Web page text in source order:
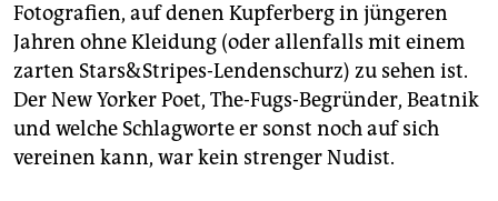
Fotografien, auf denen Kupferberg in jüngeren
Jahren ohne Kleidung (oder allenfalls mit einem
zarten Stars&Stripes-Lendenschurz) zu sehen ist.
Der New Yorker Poet, The-Fugs-Begründer, Beatnik
und welche Schlagworte er sonst noch auf sich
vereinen kann, war kein strenger Nudist.